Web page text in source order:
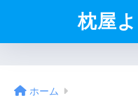
枕屋
ホーム